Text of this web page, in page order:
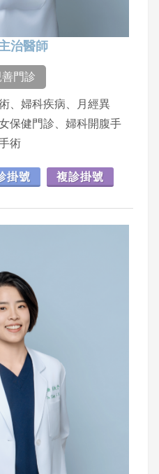
治醫師
門診
、婦科疾病、月經異
保健門診、婦科開腹手
術
掛號 複診掛號